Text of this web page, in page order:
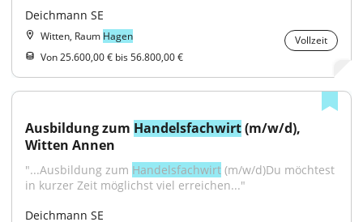
Deichmann SE
Witten, Raum Hagen
Vollzeit
Von 25.600,00 € bis 56.800,00 €
Ausbildung zum Handelsfachwirt (m/w/d),
Witten Annen
"...Ausbildung zum Handelsfachwirt (m/w/d)Du möchtest
in kurzer Zeit möglichst viel erreichen..."
Deichmann SE